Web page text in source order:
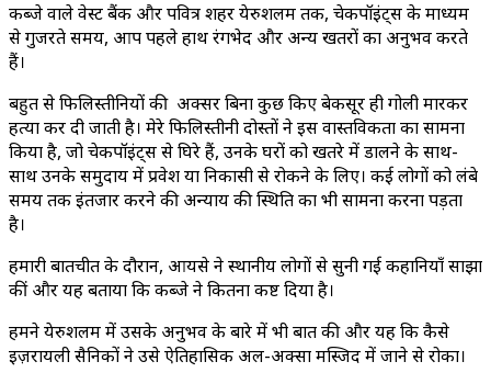
कब्जे वाले वेस्ट बैंक और पवित्र शहर येरुशलम तक, चेकपॉइंट्स के माध्यम
से गुजरते समय, आप पहले हाथ रंगभेद और अन्य खतरों का अनुभव करते
हैं।
बहुत से फिलिस्तीनियों की अक्सर बिना कुछ किए बेकसूर ही गोली मारकर
हत्या कर दी जाती है। मेरे फिलिस्तीनी दोस्तों ने इस वास्तविकता का सामना
किया है, जो चेकपॉइंट्स से घिरे हैं, उनके घरों को खतरे में डालने के साथ-
साथ उनके समुदाय में प्रवेश या निकासी से रोकने के लिए। कई लोगों को लंबे
समय तक इंतजार करने की अन्याय की स्थिति का भी सामना करना पड़ता
है।
हमारी बातचीत के दौरान, आयसे ने स्थानीय लोगों से सुनी गई कहानियाँ साझा
कीं और यह बताया कि कब्जे ने कितना कष्ट दिया है।
हमने येरुशलम में उसके अनुभव के बारे में भी बात की और यह कि कैसे
इज़रायली सैनिकों ने उसे ऐतिहासिक अल-अक्सा मस्जिद में जाने से रोका।